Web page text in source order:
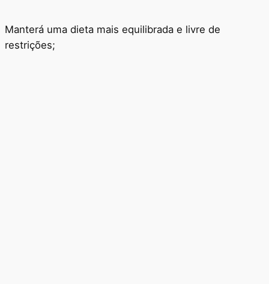
Manterá uma dieta mais equilibrada e livre de
restrições;